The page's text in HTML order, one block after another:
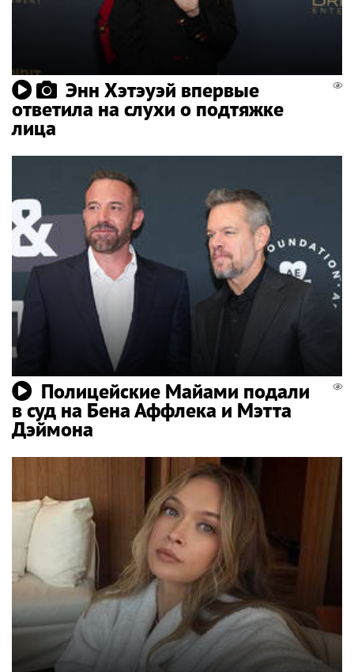
Энн Хэтэуэй впервые
ответила на слухи о подтяжке
лица
Полицейские Майами подали
в суд на Бена Аффлека и Мэтта
Дэймона